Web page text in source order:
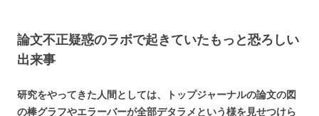
論文不正疑惑のラボで起きていたもっと恐ろしい
出来事
研究をやってきた人間としては、トップジャーナルの論文の図
の棒グラフやエラーバーが全部デタラメという様を見せつけら